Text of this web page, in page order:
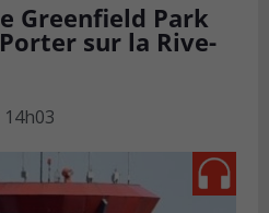
Greenfield Park
sur la Rive-